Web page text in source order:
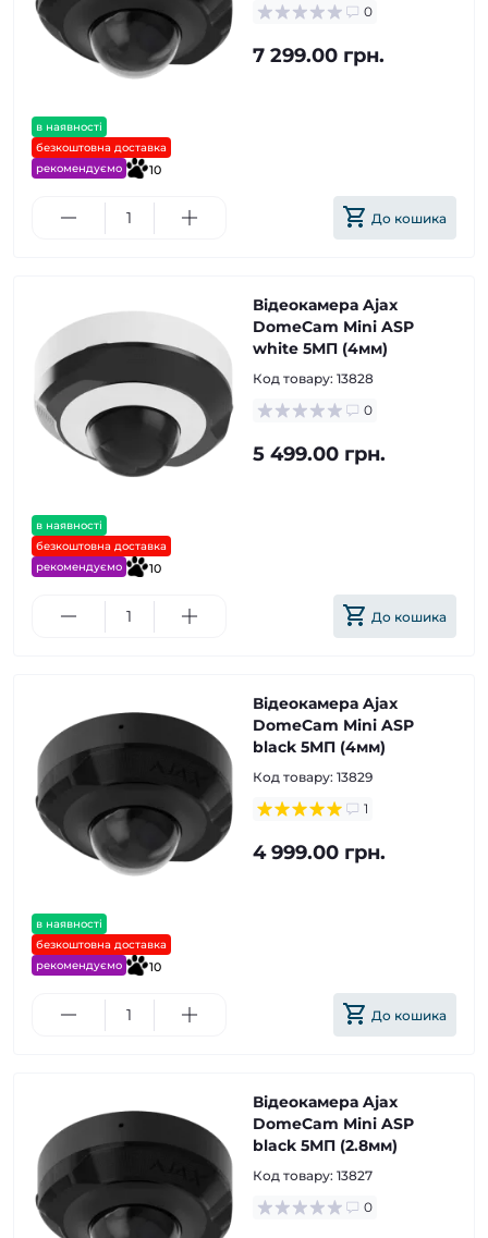
в наявності
безкоштовна доставка
рекомендуємо
10
0
7 299.00 грн.
До кошика
в наявності
безкоштовна доставка
рекомендуємо
10
Відеокамера Ajax
DomeCam Mini ASP
white 5МП (4мм)
Код товару: 13828
0
5 499.00 грн.
До кошика
в наявності
безкоштовна доставка
рекомендуємо
10
Відеокамера Ajax
DomeCam Mini ASP
black 5МП (4мм)
Код товару: 13829
1
4 999.00 грн.
До кошика
Відеокамера Ajax
DomeCam Mini ASP
black 5МП (2.8мм)
Код товару: 13827
0